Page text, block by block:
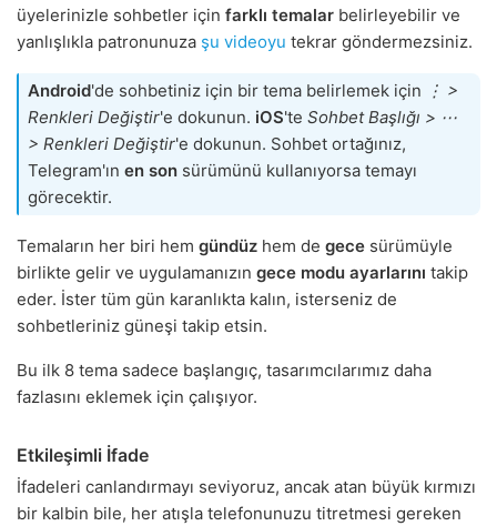
üyelerinizle sohbetler için farklı temalar belirleyebilir ve
yanlışlıkla patronunuza şu videoyu tekrar göndermezsiniz.
Android'de sohbetiniz için bir tema belirlemek için
⋮ >
Renkleri Değiştir'e dokunun. iOS'te Sohbet Başlığı > ⋯
> Renkleri Değiştir'e dokunun. Sohbet ortağınız,
Telegram'ın en son sürümünü kullanıyorsa temayı
görecektir.
Temaların her biri hem gündüz hem de gece sürümüyle
birlikte gelir ve uygulamanızın gece modu ayarlarını takip
eder. İster tüm gün karanlıkta kalın, isterseniz de
sohbetleriniz güneşi takip etsin.
Bu ilk 8 tema sadece başlangıç, tasarımcılarımız daha
fazlasını eklemek için çalışıyor.
Etkileşimli İfade
İfadeleri canlandırmayı seviyoruz, ancak atan büyük kırmızı
bir kalbin bile, her atışla telefonunuzu titretmesi gereken